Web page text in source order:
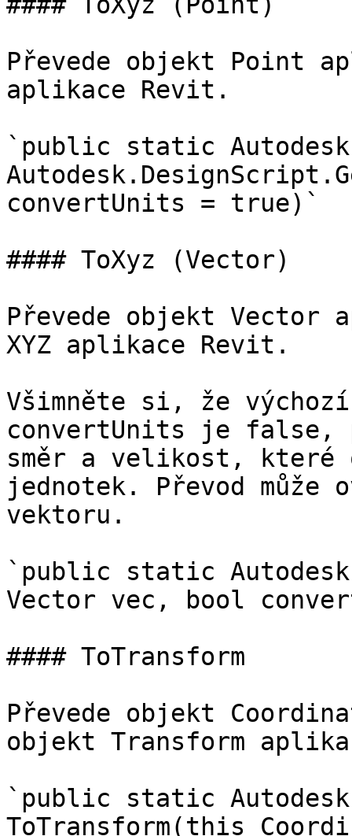
Převede objekt Point
aplikace Revit.
`public static
convertUnits = true)`
#### ToXyz (Vector)
Převede objekt Vector
XYZ aplikace Revit.
Všimněte si, že
convertUnits je false,
směr a velikost, které
jednotek. Převod
vektoru.
`public static
Vector vec, bool
#### ToTransform
Převede objekt
objekt Transform
`public static
ToTransform(this